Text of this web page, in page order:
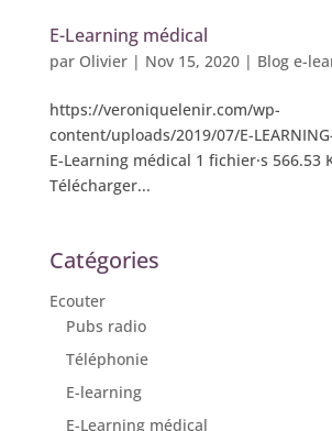
E-Learning médical
par Olivier| Nov 15, 2020| Blog e-
https://veroniquelenir.com/wp-
content/uploads/2019/07/E-
E-Learning médical 1 fichier·s 566.53
Télécharger...
Catégories
Ecouter
Pubs radio
Téléphonie
E-learning
E-Learning médical